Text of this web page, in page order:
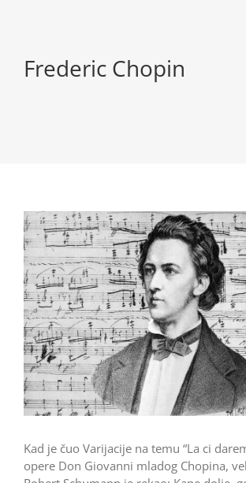
Frederic Chopin
Kad je čuo Varijacije na temu “La ci
ope­re Don Giovanni mladog Chopina,